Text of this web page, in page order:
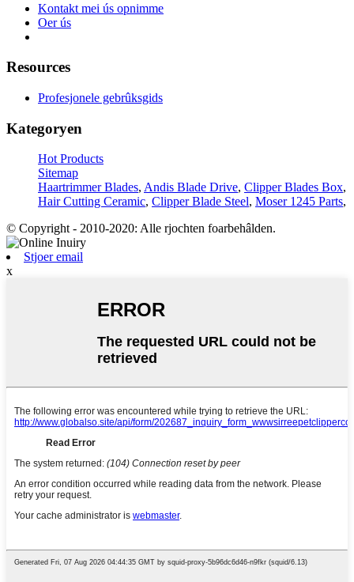
Kontakt mei ús opnimme
Oer ús
Resources
Profesjonele gebrûksgids
Kategoryen
Hot Products
Sitemap
Haartrimmer Blades, Andis Blade Drive, Clipper Blades Box,
Hair Cutting Ceramic, Clipper Blade Steel, Moser 1245 Parts,
© Copyright - 2010-2020: Alle rjochten foarbehâlden.
Stjoer email
x